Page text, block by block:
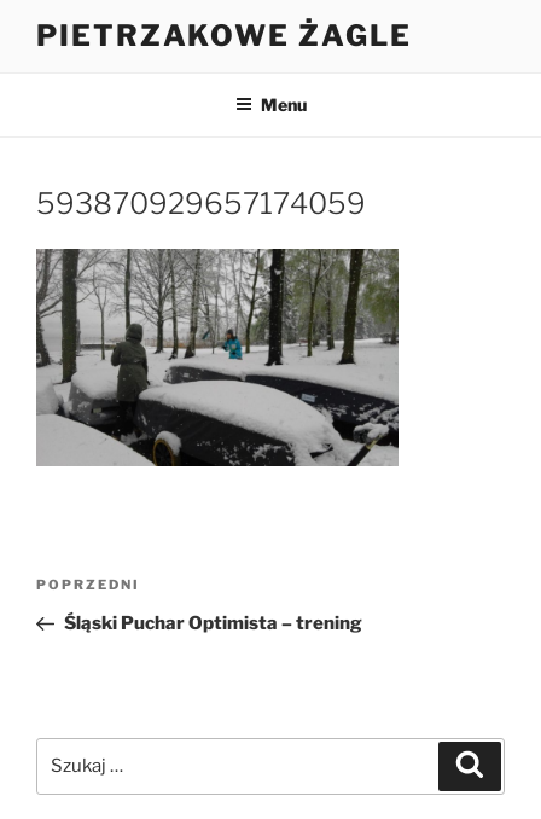
PIETRZAKOWE ŻAGLE
Menu
593870929657174059
Nawigacja
wpisu
Poprzedni
wpis
POPRZEDNI
Śląski Puchar Optimista – trening